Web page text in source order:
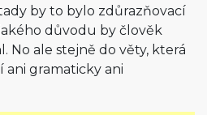
by to bylo zdůrazňovací
důvodu by člověk
No ale stejně do věty, která
ani gramaticky ani